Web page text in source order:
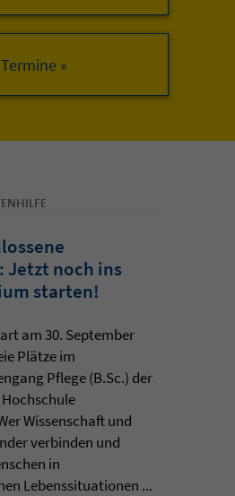
Jetzt noch ins
starten!
am 30. September
Plätze im
Pflege (B.Sc.) der
Wissenschaft und
verbinden und
in
Lebenssituationen ...